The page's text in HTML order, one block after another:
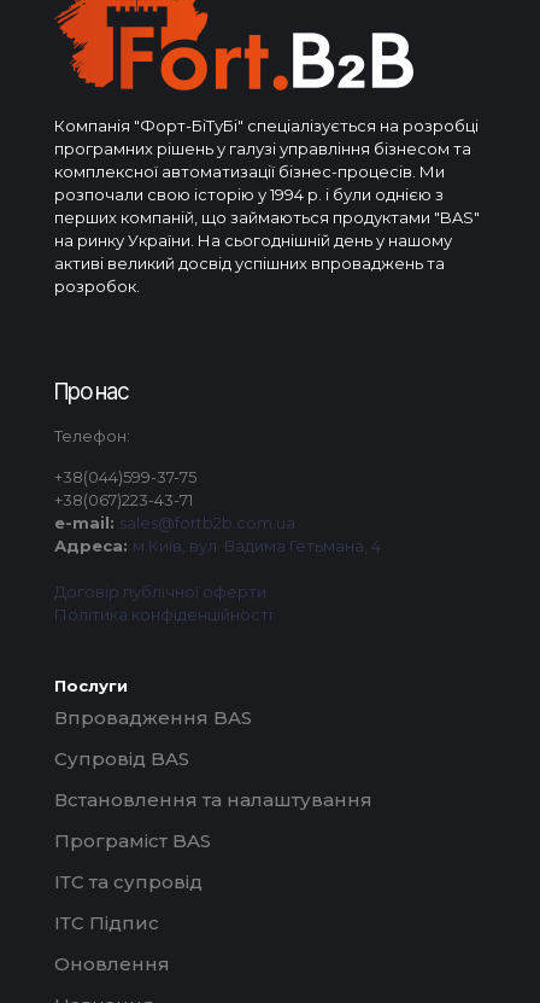
Компанія "Форт-БіТуБі" спеціалізується на розробці
програмних рішень у галузі управління бізнесом та
комплексної автоматизації бізнес-процесів. Ми
розпочали свою історію у 1994 р. і були однією з
перших компаній, що займаються продуктами "BAS"
на ринку України. На сьогоднішній день у нашому
активі великий досвід успішних впроваджень та
розробок.
Про нас
Телефон:
+38(044)599-37-75
+38(067)223-43-71
e-mail: sales@fortb2b.com.ua
Адреса: м.Київ, вул. Вадима Гетьмана, 4
Договір публічної оферти
Політика конфіденційності
Послуги
Впровадження BAS
Супровід BAS
Встановлення та налаштування
Програміст BAS
ІТС та супровід
ІТС Підпис
Оновлення